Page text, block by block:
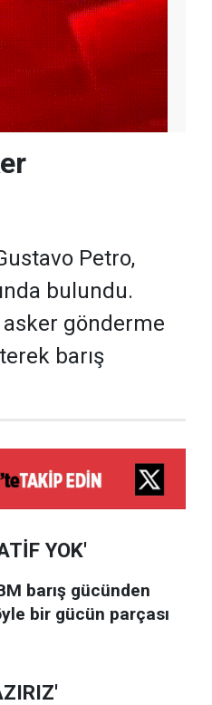
Petro,
bulundu.
asker gönderme
barış
YOK'
barış gücünden
bir gücün parçası